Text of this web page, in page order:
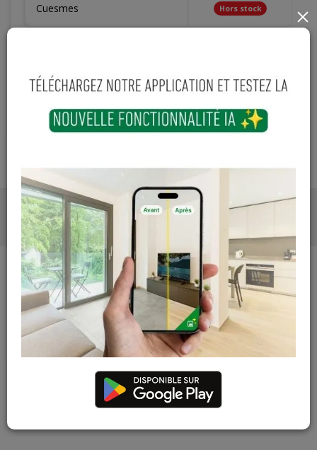
Cuesmes Hors stock
varier par rapport au produit réel
PHOTOS
CARACTÉRISTIQUES
Echelles et échafaudages
Echafaudages
×